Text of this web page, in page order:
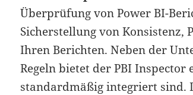
Überprüfung von Power BI-
Sicherstellung von
Ihren Berichten. Neben der
Regeln bietet der PBI Inspector
standardmäßig integriert sind.